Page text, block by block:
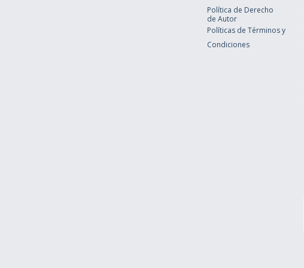
Política de Derecho
de Autor
Políticas de Términos y
Condiciones